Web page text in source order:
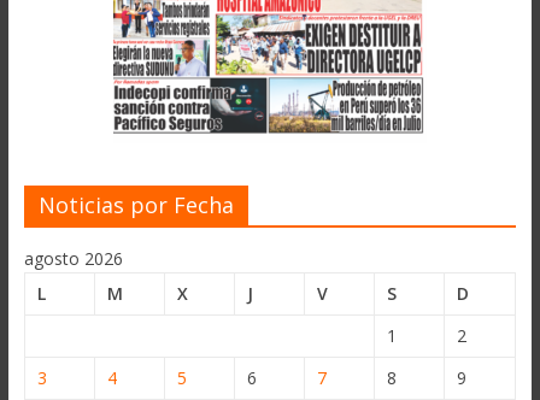
Noticias por Fecha
agosto 2026
L
M X J V S
D
1
2
3
4 5 6 7 8
9